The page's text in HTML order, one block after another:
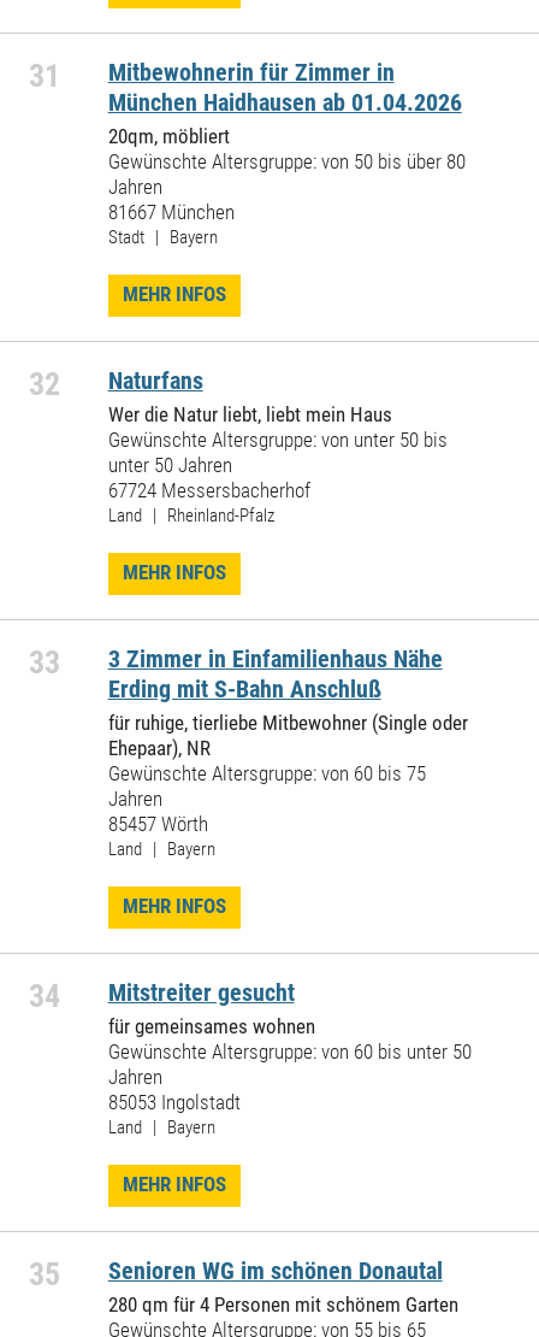
31
Mitbewohnerin für Zimmer in
München Haidhausen ab 01.04.2026
20qm, möbliert
Gewünschte Altersgruppe: von 50 bis über 80
Jahren
81667 München
Stadt | Bayern
MEHR INFOS
32 Naturfans
Wer die Natur liebt, liebt mein Haus
Gewünschte Altersgruppe: von unter 50 bis
unter 50 Jahren
67724 Messersbacherhof
Land | Rheinland-Pfalz
MEHR INFOS
33
3 Zimmer in Einfamilienhaus Nähe
Erding mit S-Bahn Anschluß
für ruhige, tierliebe Mitbewohner (Single oder
Ehepaar), NR
Gewünschte Altersgruppe: von 60 bis 75
Jahren
85457 Wörth
Land | Bayern
MEHR INFOS
34 Mitstreiter gesucht
für gemeinsames wohnen
Gewünschte Altersgruppe: von 60 bis unter 50
Jahren
85053 Ingolstadt
Land | Bayern
MEHR INFOS
35 Senioren WG im schönen Donautal
280 qm für 4 Personen mit schönem Garten
Gewünschte Altersgruppe: von 55 bis 65